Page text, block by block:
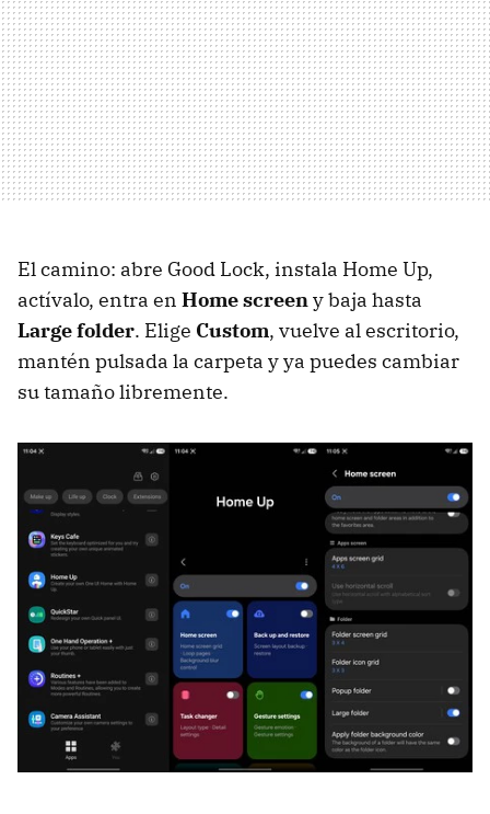
El camino: abre Good Lock, instala Home Up,
actívalo, entra en Home screeny baja hasta
Large folder. Elige Custom, vuelve al escritorio,
mantén pulsada la carpeta y ya puedes cambiar
su tamaño libremente.